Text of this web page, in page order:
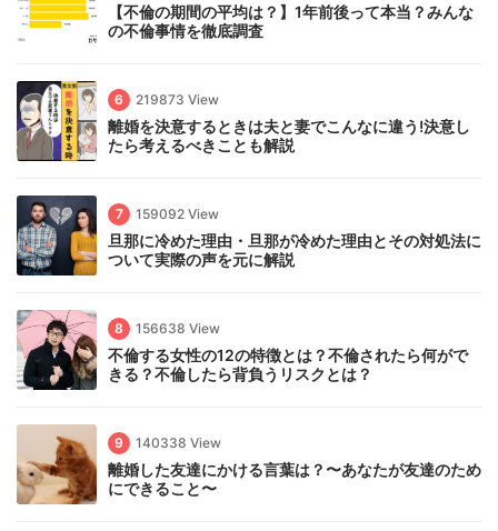
【不倫の期間の平均は？】1年前後って本当？みんな
の不倫事情を徹底調査
6 219873 View
離婚を決意するときは夫と妻でこんなに違う!決意し
たら考えるべきことも解説
7 159092 View
旦那に冷めた理由・旦那が冷めた理由とその対処法に
ついて実際の声を元に解説
8 156638 View
不倫する女性の12の特徴とは？不倫されたら何がで
きる？不倫したら背負うリスクとは？
9 140338 View
離婚した友達にかける言葉は？〜あなたが友達のため
にできること〜